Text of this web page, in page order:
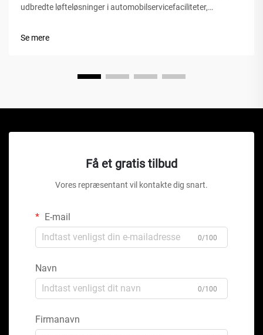
udbredte løfteløsninger i automobilservicefaciliteter,
Se mere
Få et gratis tilbud
Vores repræsentant vil kontakte dig snart.
E-mail
0/100
Navn
0/100
Firmanavn